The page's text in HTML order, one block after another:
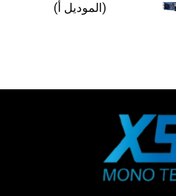
(الموديل أ)